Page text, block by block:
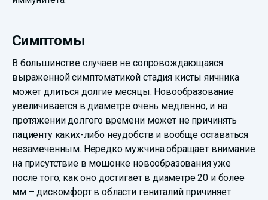
Симптомы
В большинстве случаев не сопровождающаяся
выраженной симптоматикой стадия кисты яичника
может длиться долгие месяцы. Новообразование
увеличивается в диаметре очень медленно, и на
протяжении долгого времени может не причинять
пациенту каких-либо неудобств и вообще оставаться
незамеченным. Нередко мужчина обращает внимание
на присутствие в мошонке новообразования уже
после того, как оно достигает в диаметре 20 и более
мм – дискомфорт в области гениталий причиняет